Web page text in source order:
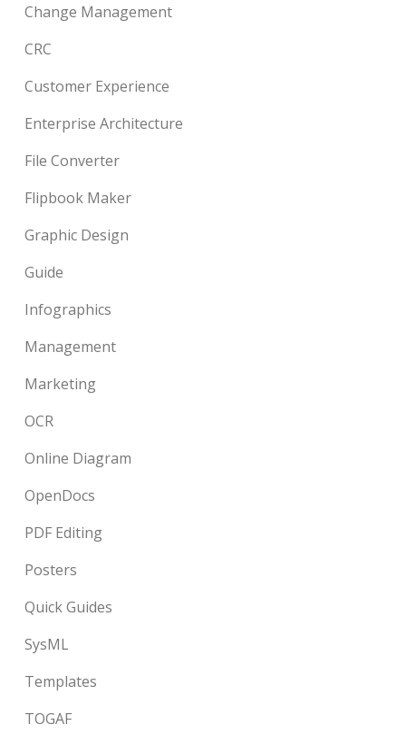
Change Management
CRC
Customer Experience
Enterprise Architecture
File Converter
Flipbook Maker
Graphic Design
Guide
Infographics
Management
Marketing
OCR
Online Diagram
OpenDocs
PDF Editing
Posters
Quick Guides
SysML
Templates
TOGAF